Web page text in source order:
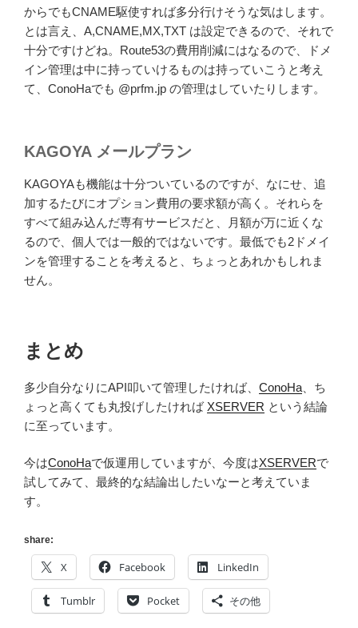
からでもCNAME駆使すれば多分行けそうな気はします。
とは言え、A,CNAME,MX,TXT は設定できるので、それで
十分ですけどね。Route53の費用削減にはなるので、ドメ
イン管理は中に持っていけるものは持っていこうと考え
て、ConoHaでも @prfm.jp の管理はしていたりします。
KAGOYA メールプラン
KAGOYAも機能は十分ついているのですが、なにせ、追
加するたびにオプション費用の要求額が高く。それらを
すべて組み込んだ専有サービスだと、月額が万に近くな
るので、個人では一般的ではないです。最低でも2ドメイ
ンを管理することを考えると、ちょっとあれかもしれま
せん。
まとめ
多少自分なりにAPI叩いて管理したければ、 ConoHa 、ち
ょっと高くても丸投げしたければ XSERVER という結論
に至っています。
今はConoHaで仮運用していますが、今度はXSERVERで
試してみて、最終的な結論出したいなーと考えていま
す。
share:
X Facebook LinkedIn
Tumblr Pocket その他